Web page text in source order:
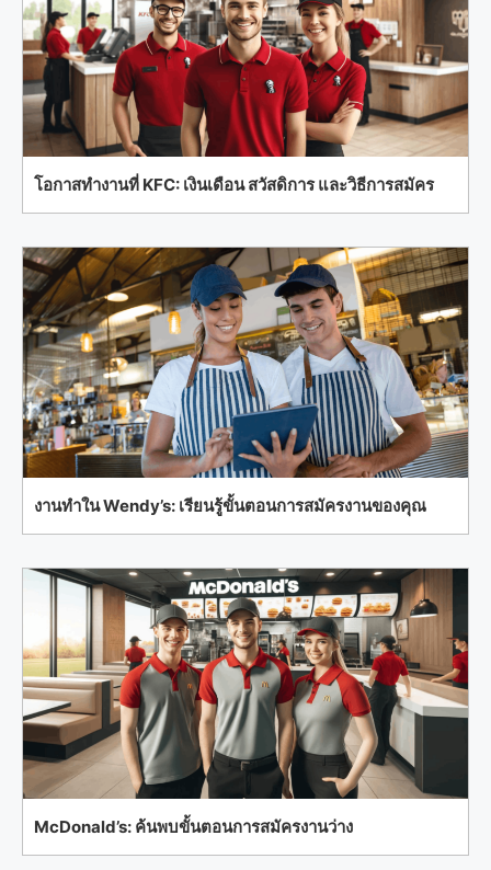
โอกาสทำงานที่ KFC: เงินเดือน สวัสดิการ และวิธีการสมัคร
งานทำใน Wendy’s: เรียนรู้ขั้นตอนการสมัครงานของคุณ
McDonald’s: ค้นพบขั้นตอนการสมัครงานว่าง